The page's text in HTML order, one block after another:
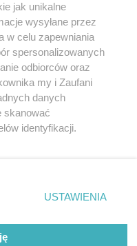
–
w
sięz nami
jak unikalne
wysyłane przez
w celu zapewniania
spersonalizowanych
odbiorców oraz
my i Zaufani
danych
skanować
identyfikacji.
ustawień prywatności
strony
wymagają zgody
się takiemu
USTAWIENIA